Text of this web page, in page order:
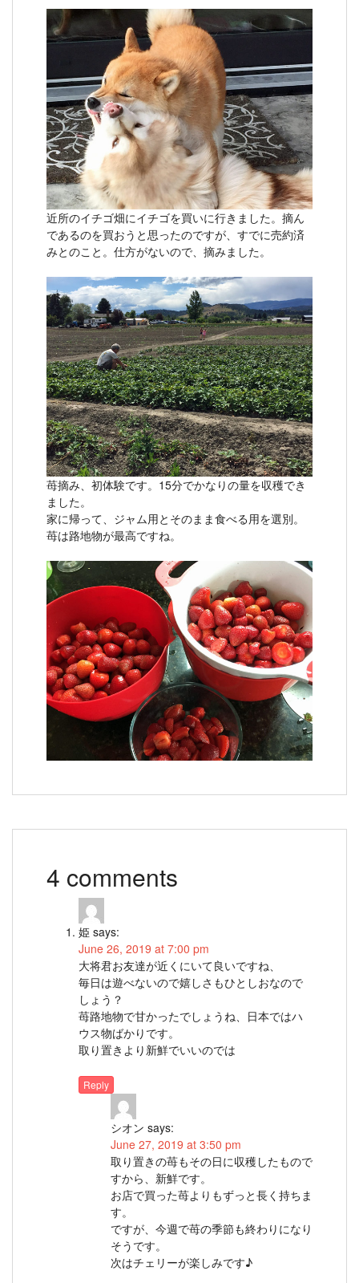
近所のイチゴ畑にイチゴを買いに行きました。摘ん
であるのを買おうと思ったのですが、すでに売約済
みとのこと。仕方がないので、摘みました。
苺摘み、初体験です。15分でかなりの量を収穫でき
ました。
家に帰って、ジャム用とそのまま食べる用を選別。
苺は路地物が最高ですね。
4 comments
姫 says:
June 26, 2019 at 7:00 pm
大将君お友達が近くにいて良いですね、
毎日は遊べないので嬉しさもひとしおなので
しょう？
苺路地物で甘かったでしょうね、日本ではハ
ウス物ばかりです。
取り置きより新鮮でいいのでは
Reply
シオン says:
June 27, 2019 at 3:50 pm
取り置きの苺もその日に収穫したもので
すから、新鮮です。
お店で買った苺よりもずっと長く持ちま
す。
ですが、今週で苺の季節も終わりになり
そうです。
次はチェリーが楽しみです♪